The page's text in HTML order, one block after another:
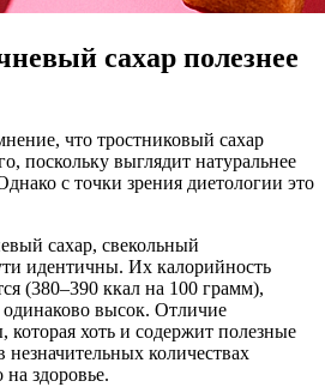
сахар полезнее
что тростниковый сахар
поскольку выглядит натуральнее
с точки зрения диетологии это
сахар, свекольный
идентичны. Их калорийность
(380–390 ккал на 100 грамм),
высок. Отличие
хоть и содержит полезные
незначительных количествах
здоровье.